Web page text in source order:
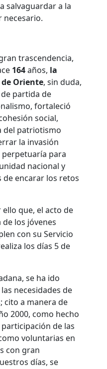
salvaguardar a la
necesario.
trascendencia,
164años, la
Oriente, sin duda,
partida de
fortaleció
social,
del patriotismo
la invasión
perpetuaría para
nacional y
de encarar los retos
que, el acto de
los jóvenes
con su Servicio
los días 5 de
se ha ido
necesidades de
cito a manera de
2000, como hecho
de las
voluntarias en
con gran
días, se